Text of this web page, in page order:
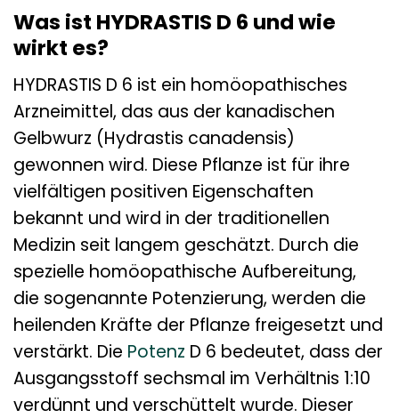
Was ist HYDRASTIS D 6 und wie
wirkt es?
HYDRASTIS D 6 ist ein homöopathisches
Arzneimittel, das aus der kanadischen
Gelbwurz (Hydrastis canadensis)
gewonnen wird. Diese Pflanze ist für ihre
vielfältigen positiven Eigenschaften
bekannt und wird in der traditionellen
Medizin seit langem geschätzt. Durch die
spezielle homöopathische Aufbereitung,
die sogenannte Potenzierung, werden die
heilenden Kräfte der Pflanze freigesetzt und
verstärkt. Die Potenz D 6 bedeutet, dass der
Ausgangsstoff sechsmal im Verhältnis 1:10
verdünnt und verschüttelt wurde. Dieser